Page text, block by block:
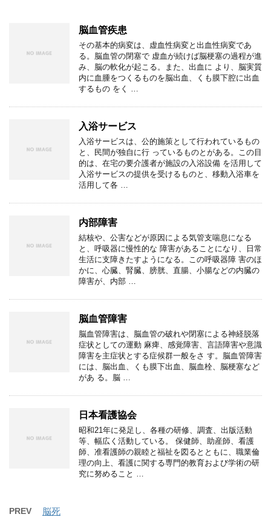
脳血管疾患
その基本的病変は、虚血性病変と出血性病変であ
る。脳血管の閉塞で 虚血が続けば脳梗塞の過程が進
み、脳の軟化が起こる。また、出血に より、脳実質
内に血腫をつくるものを脳出血、くも膜下腔に出血
するもの をく …
入浴サービス
入浴サービスは、公的施策として行われているもの
と、民間が独自に行 っているものとがある。この目
的は、在宅の要介護者が施設の入浴設備 を活用して
入浴サービスの提供を受けるものと、移動入浴車を
活用して各 …
内部障害
結核や、公害などが原因による気管支喘息になる
と、呼吸器に慢性的な 障害があることになり、日常
生活に支障きたすようになる。この呼吸器障 害のほ
かに、心臓、腎臓、膀胱、直腸、小腸などの内臓の
障害が、内部 …
脳血管障害
脳血管障害は、脳血管の破れや閉塞による神経脱落
症状としての運動 麻痺、感覚障害、言語障害や意識
障害を主症状とする症候群一般をさ す。脳血管障害
には、脳出血、くも膜下出血、脳血栓、脳梗塞など
があ る。脳 …
日本看護協会
昭和21年に発足し、各種の研修、調査、出版活動
等、幅広く活動している。 保健師、助産師、看護
師、准看護師の親睦と福祉を図るとともに、職業倫
理の向上、看護に関する専門的教育および学術の研
究に努めること …
PREV 脳死